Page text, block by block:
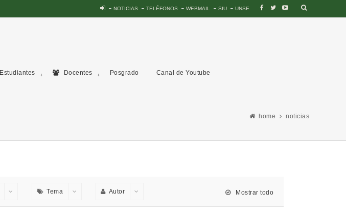
NOTICIAS TELÉFONOS WEBMAIL SIU UNSE
Estudiantes Docentes Posgrado Canal de Youtube
home noticias
Tema Autor Mostrar todo